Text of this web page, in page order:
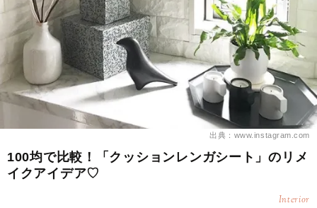
出典：www.instagram.com
100均で比較！「クッションレンガシート」のリメ
イクアイデア♡
Interior